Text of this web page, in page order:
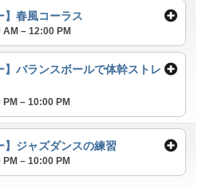
】春風コーラス
AM – 12:00 PM
】バランスボールで体幹ストレ
PM – 10:00 PM
】ジャズダンスの練習
PM – 10:00 PM